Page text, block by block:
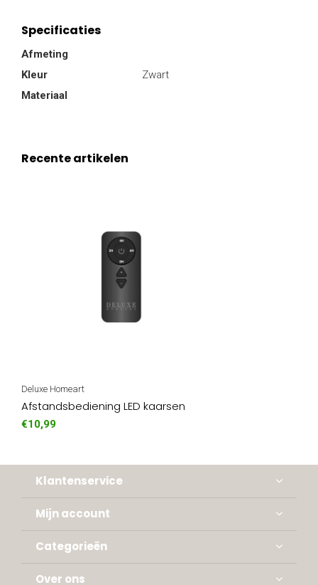
Specificaties
Afmeting
Kleur
Zwart
Materiaal
Recente artikelen
Deluxe Homeart
Afstandsbediening LED kaarsen
€10,99
Klantenservice
Mijn account
Categorieën
Over ons